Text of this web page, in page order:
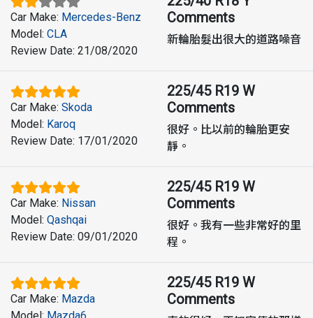
Car Make: Mercedes-Benz
Model: CLA
Review Date: 21/08/2020
Comments
新輪胎髮出很大的道路噪音
Car Make: Skoda
Model: Karoq
Review Date: 17/01/2020
225/45 R19 W
Comments
很好。比以前的輪胎更安
靜。
Car Make: Nissan
Model: Qashqai
Review Date: 09/01/2020
225/45 R19 W
Comments
很好。我有一些非常好的里
程。
Car Make: Mazda
225/45 R19 W
Comments